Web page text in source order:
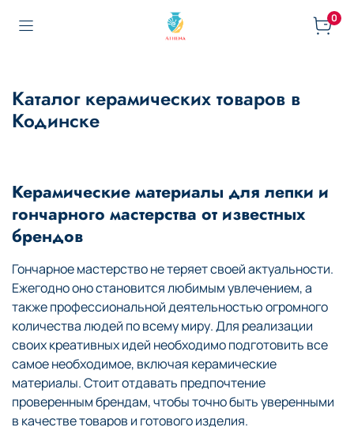
0
Каталог керамических товаров в
Кодинске
Керамические материалы для лепки и
гончарного мастерства от известных
брендов
Гончарное мастерство не теряет своей актуальности.
Ежегодно оно становится любимым увлечением, а
также профессиональной деятельностью огромного
количества людей по всему миру. Для реализации
своих креативных идей необходимо подготовить все
самое необходимое, включая керамические
материалы. Стоит отдавать предпочтение
проверенным брендам, чтобы точно быть уверенными
в качестве товаров и готового изделия.